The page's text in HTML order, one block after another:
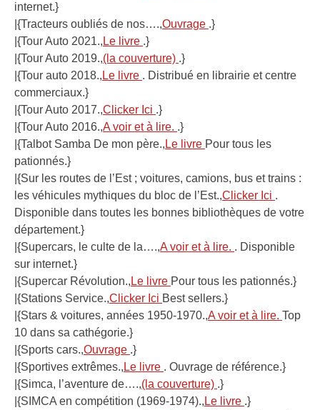
internet.}
|{Tracteurs oubliés de nos….,Ouvrage .}
|{Tour Auto 2021., Le livre .}
|{Tour Auto 2019.,(la couverture) .}
|{Tour auto 2018., Le livre . Distribué en librairie et centre
commerciaux.}
|{Tour Auto 2017.,Clicker Ici .}
|{Tour Auto 2016.,A voir et à lire. .}
|{Talbot Samba De mon père., Le livre Pour tous les
pationnés.}
|{Sur les routes de l’Est ; voitures, camions, bus et trains :
les véhicules mythiques du bloc de l’Est.,Clicker Ici .
Disponible dans toutes les bonnes bibliothèques de votre
département.}
|{Supercars, le culte de la….,A voir et à lire. . Disponible
sur internet.}
|{Supercar Révolution., Le livre Pour tous les pationnés.}
|{Stations Service.,Clicker Ici Best sellers.}
|{Stars & voitures, années 1950-1970.,A voir et à lire. Top
10 dans sa cathégorie.}
|{Sports cars.,Ouvrage .}
|{Sportives extrêmes., Le livre . Ouvrage de référence.}
|{Simca, l’aventure de….,(la couverture) .}
|{SIMCA en compétition (1969-1974)., Le livre .}